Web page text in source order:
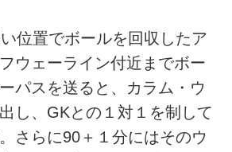
位置でボールを回収したア
ウェーライン付近までボー
パスを送ると、カラム・ウ
し、GKとの１対１を制して
さらに90＋１分にはそのウ